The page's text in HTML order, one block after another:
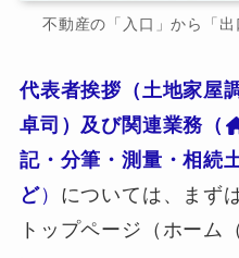
不動産の「入口」から「
代表者挨拶（土地家屋
卓司）及び関連業務（
記・分筆・測量・相続
ど） については、まず
トップページ（ホーム